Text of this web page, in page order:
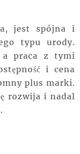
jest spójna i
typu urody.
a praca z tymi
i cena
plus marki.
rozwija i nadal